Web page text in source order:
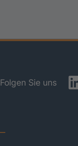
Folgen Sie uns